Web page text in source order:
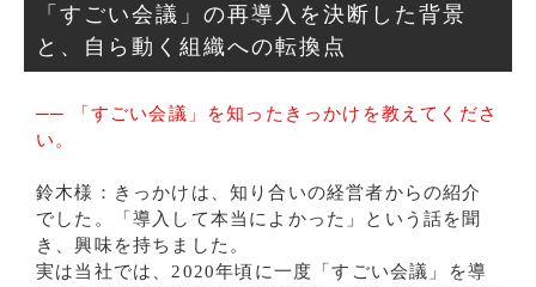
「すごい会議」の再導入を決断した背景
と、自ら動く組織への転換点
── 「すごい会議」を知ったきっかけを教えてくださ
い。
鈴木様：きっかけは、知り合いの経営者からの紹介
でした。「導入して本当によかった」という話を聞
き、興味を持ちました。
実は当社では、2020年頃に一度「すごい会議」を導